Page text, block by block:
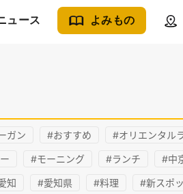
ュース よみもの
ガン #おすすめ #オリエンタル
#モーニング #ランチ #中
知 #愛知県 #料理 #新スポ